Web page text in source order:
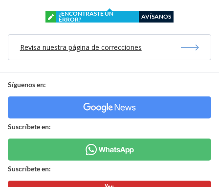
¿ENCONTRASTE UN
ERROR?
AVÍSANOS
Revisa nuestra página de correcciones
Síguenos en:
Suscríbete en:
Suscríbete en: